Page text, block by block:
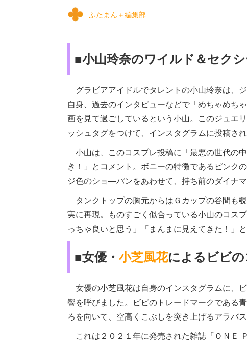
ふたまん＋編集部
■小山玲奈のワイルド＆セク
グラビアアイドルでタレントの小山玲奈は、
自身、過去のインタビューなどで「めちゃめち
画を見て過ごしているという小山。このジュエ
ッシュタグをつけて、インスタグラムに投稿され
小山は、このコスプレ投稿に「最悪の世代の
き！」とコメント。ボニーの特徴であるピンク
ジ色のショ―パンをあわせて、持ち前のダイナ
タンクトップの胸元からはＧカップの谷間も
実に再現。ものすごく似合っている小山のコス
っちゃ良いと思う」「まんまに見えてきた！」
■女優・ 小芝風花によるビビ
女優の小芝風花は自身のインスタグラムに、
響を呼びました。ビビのトレードマークである
ろを向いて、空高くこぶしを突き上げるアラバ
これは２０２１年に発売された雑誌『ＯＮＥ